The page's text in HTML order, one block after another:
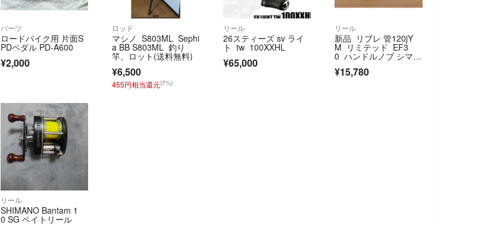
パーツ
ロードバイク用 片面S
PDペダル PD-A600
¥2,000
ロッド
マシノ S803ML Sephi
a BB S803ML 釣り
竿、ロット(送料無料)
¥6,500
455円相当還元(7%)
リール
26スティーズ sv ライ
ト tw 100XXHL
¥65,000
リール
新品 リブレ 管120jY
M リミテッド EF3
0 ハンドルノブ シマノ
クリミテッド ブラッ
¥15,780
リール
SHIMANO Bantam 1
0 SG ベイトリール